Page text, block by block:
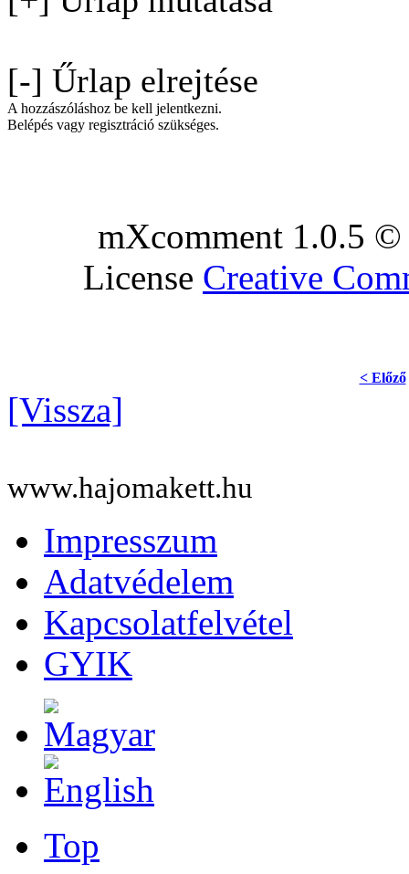
[-] Űrlap elrejtése
A hozzászóláshoz be kell jelentkezni.
Belépés vagy regisztráció szükséges.
mXcomment 1.0.5
License Creative
< Előző
[Vissza]
www.hajomakett.hu
Impresszum
Adatvédelem
Kapcsolatfelvétel
GYIK
Top